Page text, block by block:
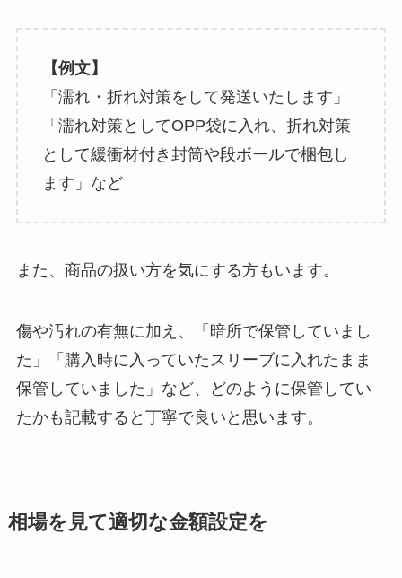
【例文】
「濡れ・折れ対策をして発送いたします」
「濡れ対策としてOPP袋に入れ、折れ対策
として緩衝材付き封筒や段ボールで梱包し
ます」など
また、商品の扱い方を気にする方もいます。
傷や汚れの有無に加え、「暗所で保管していまし
た」「購入時に入っていたスリーブに入れたまま
保管していました」など、どのように保管してい
たかも記載すると丁寧で良いと思います。
相場を見て適切な金額設定を